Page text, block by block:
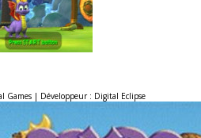
| Développeur : Digital Eclipse